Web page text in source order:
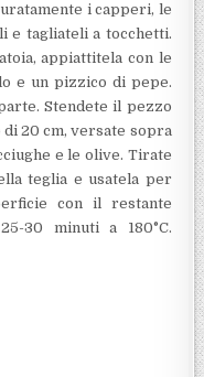
i capperi, le
e tagliateli a tocchetti.
appiattitela con le
e un pizzico di pepe.
Stendete il pezzo
20 cm, versate sopra
e le olive. Tirate
teglia e usatela per
con il restante
30 minuti a 180°C.